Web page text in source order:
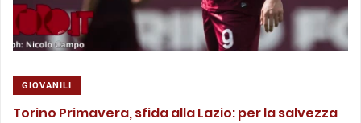
GIOVANILI
Torino Primavera, sfida alla Lazio: per la salvezza